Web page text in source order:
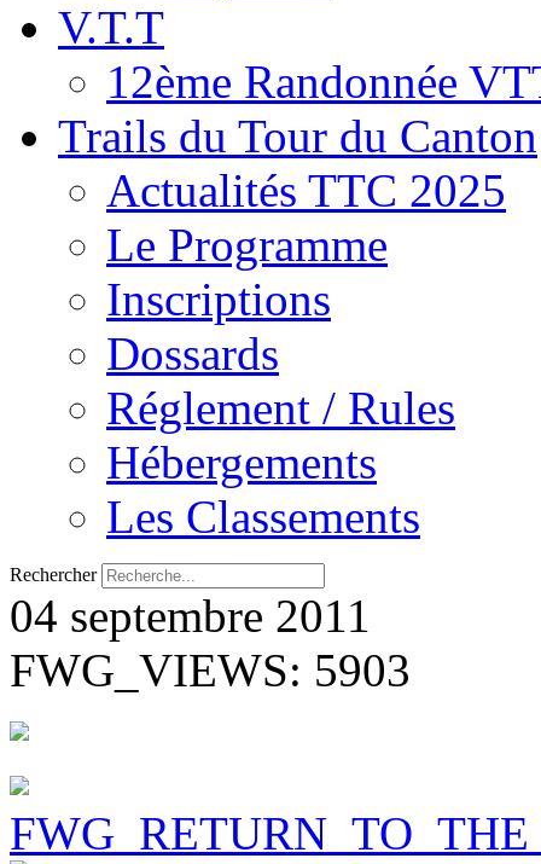
V.T.T
12ème Randonnée
Trails du Tour du Canton
Actualités TTC 2025
Le Programme
Inscriptions
Dossards
Réglement / Rules
Hébergements
Les Classements
Rechercher
04 septembre 2011
FWG_VIEWS: 5903